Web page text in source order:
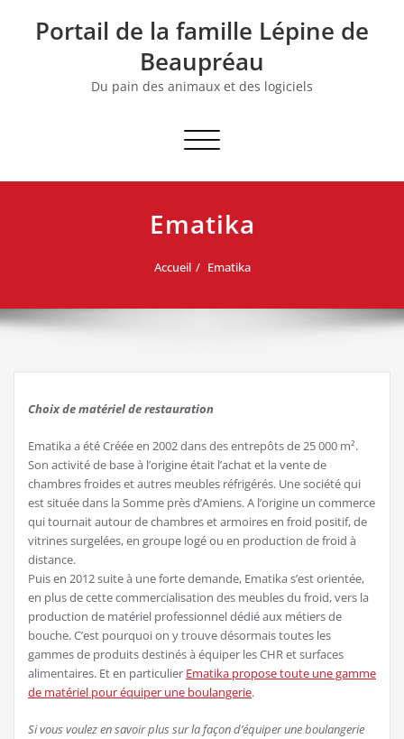
Portail de la famille Lépine de
Beaupréau
Du pain des animaux et des logiciels
Afficher/masquer la navigation
Ematika
Accueil Ematika
Choix de matériel de restauration
Ematika a été Créée en 2002 dans des entrepôts de 25 000 m².
Son activité de base à l’origine était l’achat et la vente de
chambres froides et autres meubles réfrigérés. Une société qui
est située dans la Somme près d’Amiens. A l’origine un commerce
qui tournait autour de chambres et armoires en froid positif, de
vitrines surgelées, en groupe logé ou en production de froid à
distance.
Puis en 2012 suite à une forte demande, Ematika s’est orientée,
en plus de cette commercialisation des meubles du froid, vers la
production de matériel professionnel dédié aux métiers de
bouche. C’est pourquoi on y trouve désormais toutes les
gammes de produits destinés à équiper les CHR et surfaces
alimentaires. Et en particulier Ematika propose toute une gamme
de matériel pour équiper une boulangerie.
Si vous voulez en savoir plus sur la façon d’équiper une boulangerie